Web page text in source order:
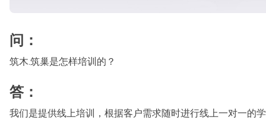
问：
筑木.筑巢是怎样培训的？
答：
我们是提供线上培训，根据客户需求随时进行线上一对一的